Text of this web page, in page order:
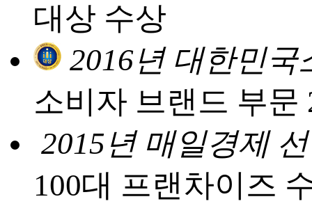
대상 수상
2016년 대한민국
소비자 브랜드 부문
2015년 매일경제
100대 프랜차이즈